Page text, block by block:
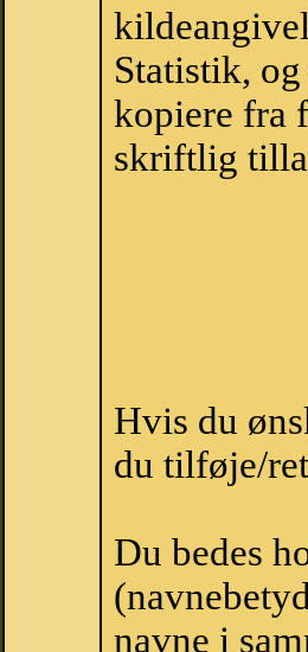
Statistik,
kopiere fra
skriftlig
Hvis du
du tilføje/
Du bedes
navne i